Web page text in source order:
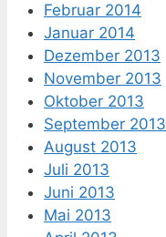
Februar 2014
Januar 2014
Dezember 2013
November 2013
Oktober 2013
September 2013
August 2013
Juli 2013
Juni 2013
Mai 2013